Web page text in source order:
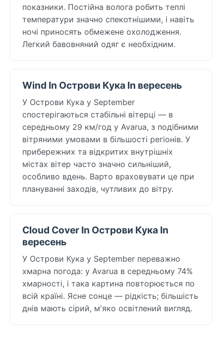
показники. Постійна волога робить теплі
температури значно спекотнішими, і навіть
ночі приносять обмежене охолодження.
Легкий бавовняний одяг є необхідним.
Wind In Острови Кука In вересень
У Острови Кука у September
спостерігаються стабільні вітерці — в
середньому 29 км/год у Avarua, з подібними
вітряними умовами в більшості регіонів. У
прибережних та відкритих внутрішніх
містах вітер часто значно сильніший,
особливо вдень. Варто враховувати це при
плануванні заходів, чутливих до вітру.
Cloud Cover In Острови Кука In
вересень
У Острови Кука у September переважно
хмарна погода: у Avarua в середньому 74%
хмарності, і така картина повторюється по
всій країні. Ясне сонце — рідкість; більшість
днів мають сірий, м'яко освітлений вигляд.